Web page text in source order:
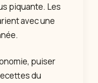
piquante. Les
avec une
puiser
du